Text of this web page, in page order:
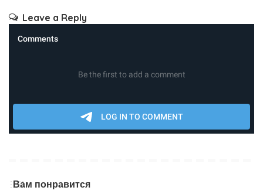
Leave a Reply
Вам понравится